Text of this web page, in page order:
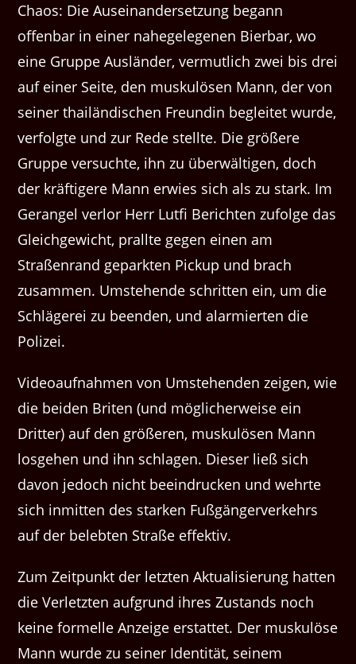
Chaos: Die Auseinandersetzung begann
offenbar in einer nahegelegenen Bierbar, wo
eine Gruppe Ausländer, vermutlich zwei bis drei
auf einer Seite, den muskulösen Mann, der von
seiner thailändischen Freundin begleitet wurde,
verfolgte und zur Rede stellte. Die größere
Gruppe versuchte, ihn zu überwältigen, doch
der kräftigere Mann erwies sich als zu stark. Im
Gerangel verlor Herr Lutfi Berichten zufolge das
Gleichgewicht, prallte gegen einen am
Straßenrand geparkten Pickup und brach
zusammen. Umstehende schritten ein, um die
Schlägerei zu beenden, und alarmierten die
Polizei.
Videoaufnahmen von Umstehenden zeigen, wie
die beiden Briten (und möglicherweise ein
Dritter) auf den größeren, muskulösen Mann
losgehen und ihn schlagen. Dieser ließ sich
davon jedoch nicht beeindrucken und wehrte
sich inmitten des starken Fußgängerverkehrs
auf der belebten Straße effektiv.
Zum Zeitpunkt der letzten Aktualisierung hatten
die Verletzten aufgrund ihres Zustands noch
keine formelle Anzeige erstattet. Der muskulöse
Mann wurde zu seiner Identität, seinem